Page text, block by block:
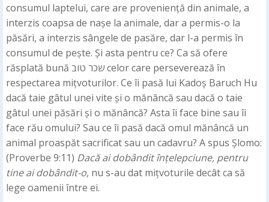
consumul laptelui, care are proveniență din animale, a
interzis coapsa de nașe la animale, dar a permis-o la
păsări, a interzis sângele de pasăre, dar l-a permis în
consumul de pește. Și asta pentru ce? Ca să ofere
răsplată bună שכר טוב celor care perseverează în
respectarea mițvoturilor. Ce îi pasă lui Kadoș Baruch Hu
dacă taie gâtul unei vite și o mănâncă sau dacă o taie
gâtul unei păsări și o mănâncă? Asta îi face bine sau îi
face rău omului? Sau ce îi pasă dacă omul mănâncă un
animal proaspăt sacrificat sau un cadavru? A spus Șlomo:
(Proverbe 9:11) Dacă ai dobândit înțelepciune, pentru
tine ai dobândit-o, nu s-au dat mițvoturile decât ca să
lege oamenii între ei.